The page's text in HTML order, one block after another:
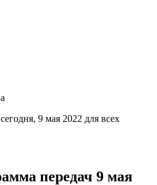
передач 9 мая